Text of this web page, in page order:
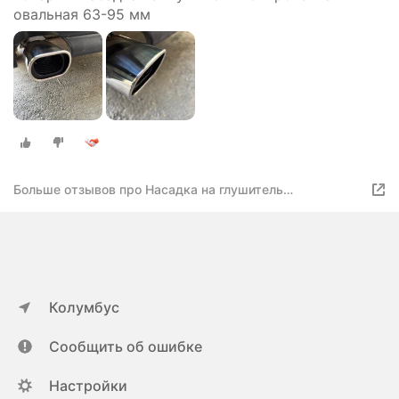
овальная 63-95 мм
Больше отзывов про Насадка на глушитель
Колумбус
Сообщить об ошибке
Настройки